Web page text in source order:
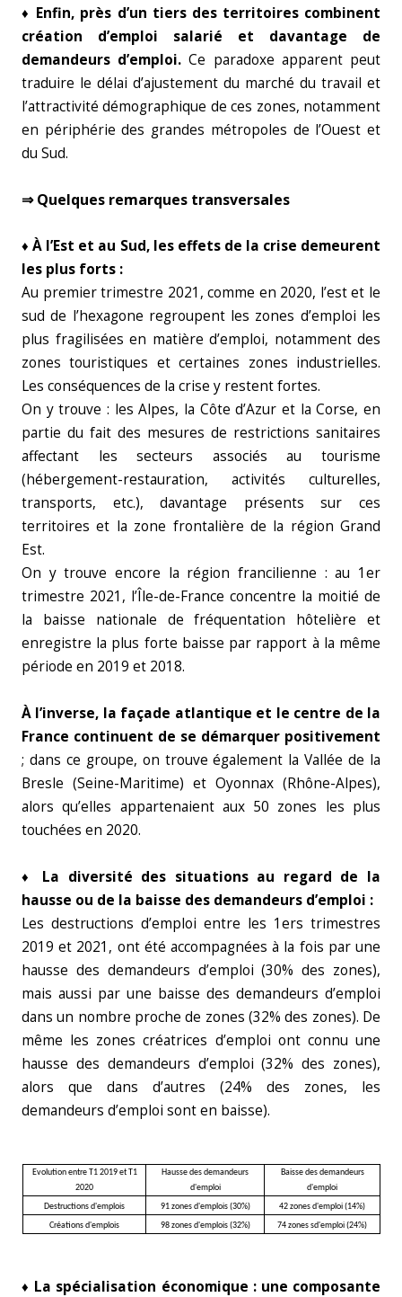
♦ Enfin, près d’un tiers des territoires combinent
création d’emploi salarié et davantage de
demandeurs d’emploi. Ce paradoxe apparent peut
traduire le délai d’ajustement du marché du travail et
l’attractivité démographique de ces zones, notamment
en périphérie des grandes métropoles de l’Ouest et
du Sud.
⇒ Quelques remarques transversales
♦ À l’Est et au Sud, les effets de la crise demeurent
les plus forts :
Au premier trimestre 2021, comme en 2020, l’est et le
sud de l’hexagone regroupent les zones d’emploi les
plus fragilisées en matière d’emploi, notamment des
zones touristiques et certaines zones industrielles.
Les conséquences de la crise y restent fortes.
On y trouve : les Alpes, la Côte d’Azur et la Corse, en
partie du fait des mesures de restrictions sanitaires
affectant les secteurs associés au tourisme
(hébergement-restauration, activités culturelles,
transports, etc.), davantage présents sur ces
territoires et la zone frontalière de la région Grand
Est.
On y trouve encore la région francilienne : au 1er
trimestre 2021, l’Île-de-France concentre la moitié de
la baisse nationale de fréquentation hôtelière et
enregistre la plus forte baisse par rapport à la même
période en 2019 et 2018.
À l’inverse, la façade atlantique et le centre de la
France continuent de se démarquer positivement
; dans ce groupe, on trouve également la Vallée de la
Bresle (Seine-Maritime) et Oyonnax (Rhône-Alpes),
alors qu’elles appartenaient aux 50 zones les plus
touchées en 2020.
♦
La diversité des situations au regard de la
hausse ou de la baisse des demandeurs d’emploi :
Les destructions d’emploi entre les 1ers trimestres
2019 et 2021, ont été accompagnées à la fois par une
hausse des demandeurs d’emploi (30% des zones),
mais aussi par une baisse des demandeurs d’emploi
dans un nombre proche de zones (32% des zones). De
même les zones créatrices d’emploi ont connu une
hausse des demandeurs d’emploi (32% des zones),
alors que dans d’autres (24% des zones, les
demandeurs d’emploi sont en baisse).
Evolution entre T1 2019 et T1
2020
Hausse des demandeurs
d'emploi
Baisse des demandeurs
d'emploi
Destructions d'emplois
91 zones d'emplois (30%)
42 zones d'emploi (14%)
Créations d'emplois
98 zones d'emplois (32%) 74 zones sd'emploi (24%)
♦ La spécialisation économique : une composante